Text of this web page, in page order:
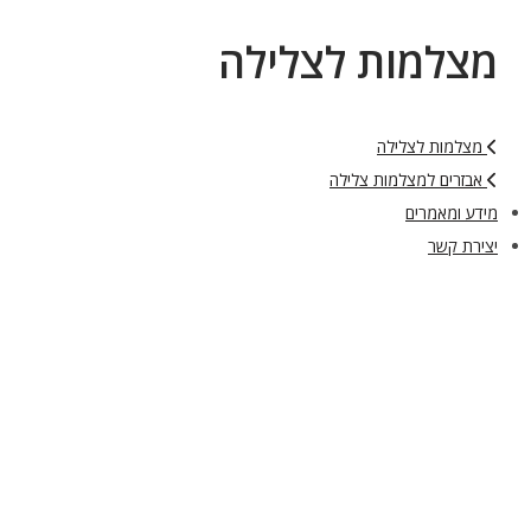
מצלמות לצלילה
מצלמות לצלילה
אבזרים למצלמות צלילה
מידע ומאמרים
יצירת קשר